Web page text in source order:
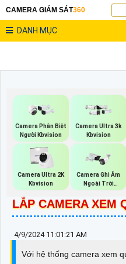
CAMERA GIÁM SÁT360
DANH MỤC
Camera Phân Biệt
Người Kbvision
Camera Ultra 3k
Kbvision
Camera Ultra 2K
Kbvision
Camera Ghi Âm
Ngoài Trời
Kbvision
LẮP CAMERA XEM
4/9/2024 11:01:21 AM
Với hệ thống camera xem